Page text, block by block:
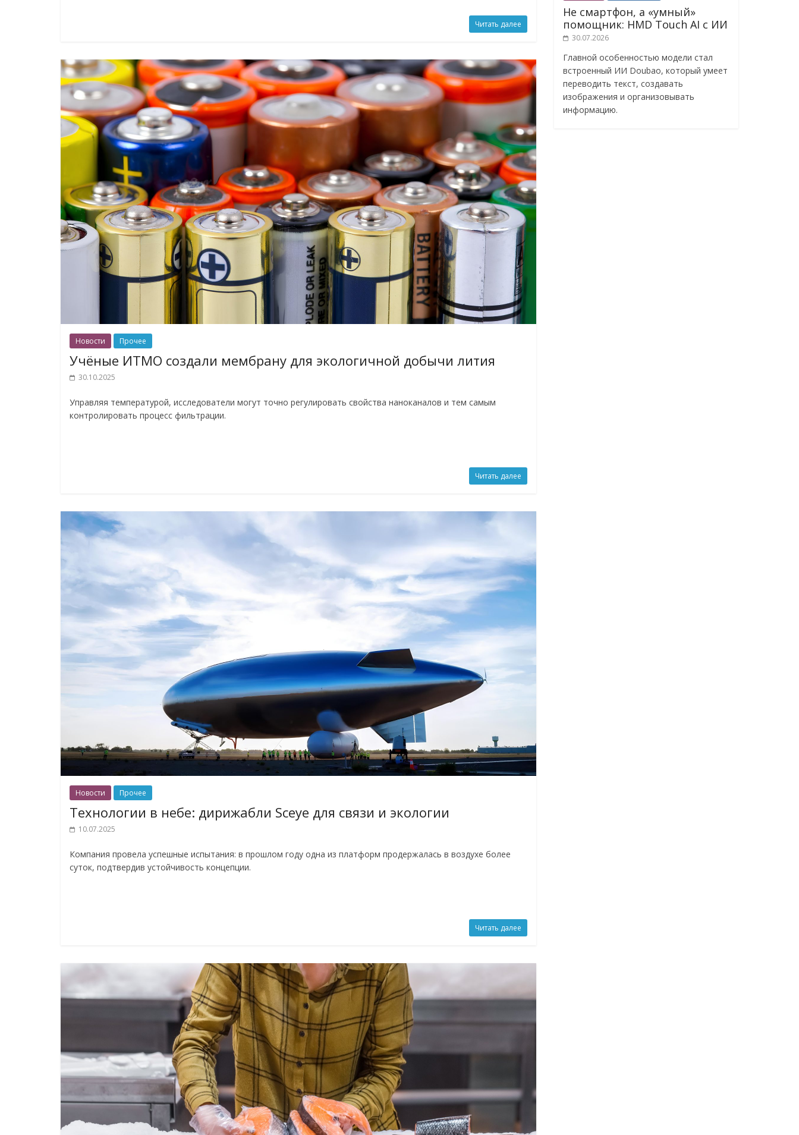
Читать далее
Новости Прочее
Учёные ИТМО создали мембрану для экологичной добычи лития
30.10.2025
Управляя температурой, исследователи могут точно регулировать свойства наноканалов и тем самым
контролировать процесс фильтрации.
Читать далее
Новости Прочее
Технологии в небе: дирижабли Sceye для связи и экологии
10.07.2025
Компания провела успешные испытания: в прошлом году одна из платформ продержалась в воздухе более
суток, подтвердив устойчивость концепции.
Читать далее
Не смартфон, а «умный»
помощник: HMD Touch AI с ИИ
30.07.2026
Главной особенностью модели стал
встроенный ИИ Doubao, который умеет
переводить текст, создавать
изображения и организовывать
информацию.